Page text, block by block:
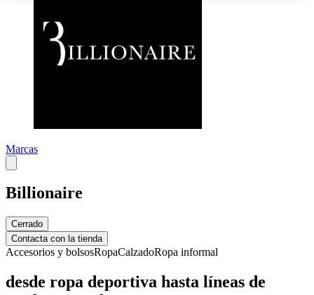
Marcas
Billionaire
Cerrado
Contacta con la tienda
Accesorios y bolsosRopaCalzadoRopa informal
desde ropa deportiva hasta líneas de